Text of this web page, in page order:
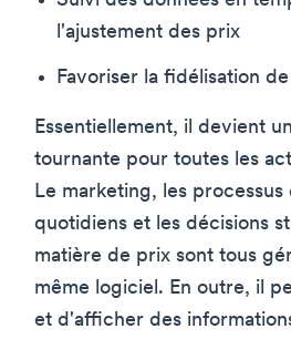
l'ajustement des prix
Favoriser la fidélisation
Essentiellement, il devient
tournante pour toutes les
Le marketing, les
quotidiens et les décisions
matière de prix sont tous
même logiciel. En outre, il
et d'afficher des